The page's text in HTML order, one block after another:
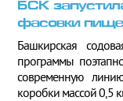
БСК
фасовки
Башкирская
программы
современную
коробки массой 0,5